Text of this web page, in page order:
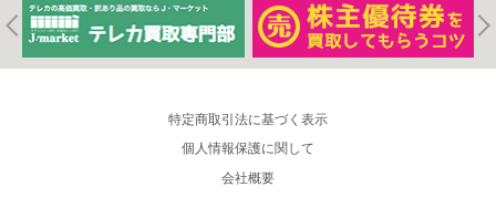
特定商取引法に基づく表示
個人情報保護に関して
会社概要